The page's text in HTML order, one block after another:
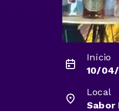
Início
10/04/
Local
Sabor